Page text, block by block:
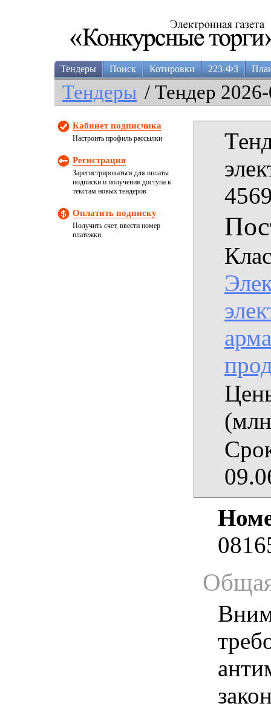
Тендеры Поиск Котировки 223-ФЗ
Тендеры / Тендер
Кабинет подписчика
Настроить профиль рассылки
Регистрация
Зарегистрироваться для оплаты
подписки и получения доступа к
текстам новых тендеров
Оплатить подписку
Получить счет, ввести номер
платежки